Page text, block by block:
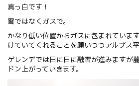
真っ白です！
雪ではなくガスで。
かなり低い位置からガスに包まれていま
けていてくれることを願いつつアルプス平
ゲレンデでは日に日に融雪が進みますが
ドン上がっていきます。